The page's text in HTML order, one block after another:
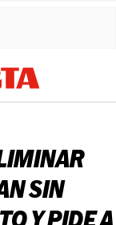
SIN